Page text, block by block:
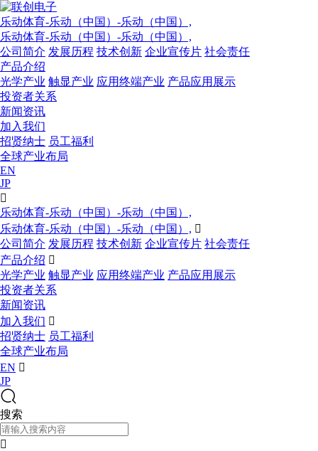
乐动体育-乐动（中国）-乐动（中国）,
乐动体育-乐动（中国）-乐动（中国）,
公司简介 发展历程 技术创新 企业宣传片 社会责任
产品介绍
光学产业 触显产业 应用终端产业 产品应用展示
投资者关系
新闻资讯
加入我们
招贤纳士 员工福利
全球产业布局
EN
JP

乐动体育-乐动（中国）-乐动（中国）,
乐动体育-乐动（中国）-乐动（中国）, 
公司简介 发展历程 技术创新 企业宣传片 社会责任
产品介绍 
光学产业 触显产业 应用终端产业 产品应用展示
投资者关系
新闻资讯
加入我们 
招贤纳士 员工福利
全球产业布局
EN 
JP
搜索
